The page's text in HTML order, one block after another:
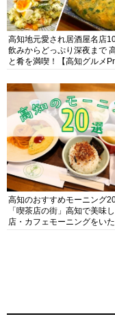
高知地元愛され居酒屋名店
飲みからどっぷり深夜まで
と肴を満喫！【高知グルメ
高知のおすすめモーニング20
「喫茶店の街」高知で美味
店・カフェモーニングをい